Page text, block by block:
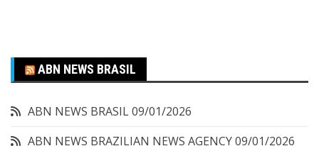
ABN NEWS BRASIL
ABN NEWS BRASIL09/01/2026
ABN NEWS BRAZILIAN NEWS AGENCY09/01/2026